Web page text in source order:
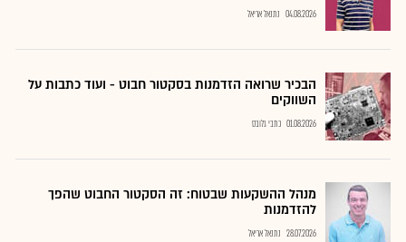
04.08.2026 נתנאל אריאל
הבכיר שרואה הזדמנות בסקטור חבוט - ועוד כתבות על
השווקים
01.08.2026 כתבי גלובס
מנהל ההשקעות שבטוח: זה הסקטור החבוט שהפך
להזדמנות
28.07.2026 נתנאל אריאל